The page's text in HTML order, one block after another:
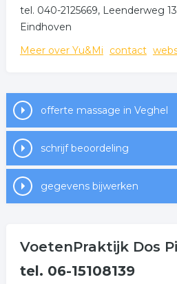
tel. 040-2125669, Leenderweg
Eindhoven
Meer over Yu&Mi
contact
offerte massage in Veghel
schrijf beoordeling
gegevens bijwerken
VoetenPraktijk Dos
tel. 06-15108139